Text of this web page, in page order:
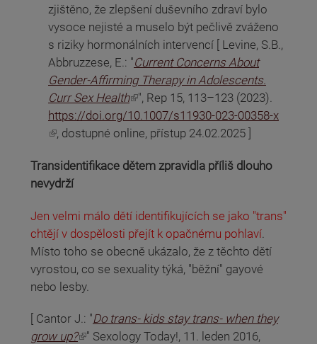
zjištěno, že zlepšení duševního zdraví bylo
vysoce nejisté a muselo být pečlivě zváženo
s riziky hormonálních intervencí [ Levine, S.B.,
Abbruzzese, E.: "Current Concerns About
Gender-Affirming Therapy in Adolescents.
Curr Sex Health
(odkaz je externí)
", Rep 15, 113–123 (2023).
https://doi.org/10.1007/s11930-023-00358-x
(odkaz je externí), dostupné online, přístup 24.02.2025 ]
Transidentifikace dětem zpravidla příliš dlouho
nevydrží
Jen velmi málo dětí identifikujících se jako "trans"
chtějí v dospělosti přejít k opačnému pohlaví
Místo toho se obecně ukázalo, že z těchto dětí
vyrostou, co se sexuality týká, "běžní" gayové
nebo lesby.
[ Cantor J.: "Do trans- kids stay trans- when they
grow up?
(odkaz je externí)" Sexology Today!, 11. leden 2016,